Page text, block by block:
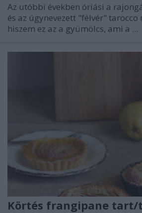
Az utóbbi években óriási a
és az úgynevezett "félvér"
hiszem ez az a gyümölcs, ami a ...
Körtés frangipane